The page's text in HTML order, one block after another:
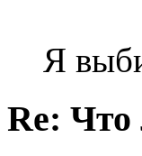
Я
Re: Что